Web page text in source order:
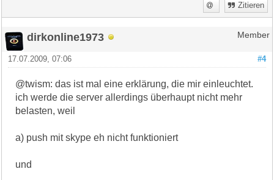
Zitieren
dirkonline1973 Member
#4
17.07.2009, 07:06
@twism: das ist mal eine erklärung, die mir einleuchtet.
ich werde die server allerdings überhaupt nicht mehr
belasten, weil
a) push mit skype eh nicht funktioniert
und